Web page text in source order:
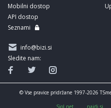
Mobilni dostop
API dostop
Seznami
info@bizi.si
Sledite nam:
© Vse pravice pridržane 1997-2026
Siol.net najdi.si